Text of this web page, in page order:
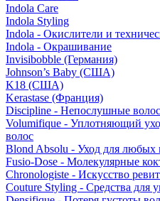
Indola Care
Indola Styling
Indola - Окислители и
Indola - Окрашивание
Invisibobble (Германия)
Johnson’s Baby (США)
K18 (США)
Kerastase (Франция)
Discipline - Непослушные
Volumifique - Уплотняющий
волос
Blond Absolu - Уход для любых
Fusio-Dose - Молекулярные
Chronologiste - Искусство
Couture Styling - Средства для